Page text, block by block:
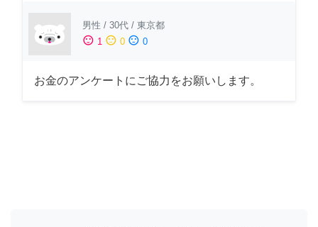
男性 / 30代 / 東京都
sentiment_satisfied 1 sentiment_neutral 0 sentiment_dissatisfied 0
お金のアンケートにご協力をお願いします。